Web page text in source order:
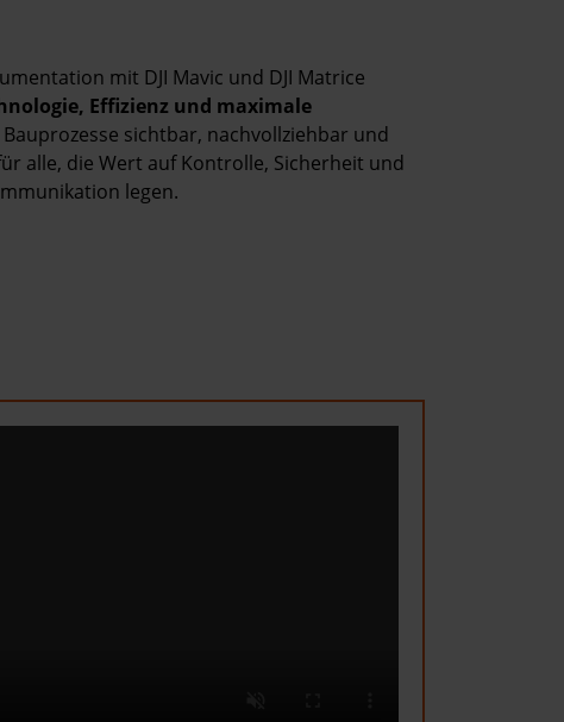
mit DJI Mavic und DJI Matrice
Effizienz und maximale
Bauprozesse sichtbar, nachvollziehbar und
alle, die Wert auf Kontrolle, Sicherheit und
legen.